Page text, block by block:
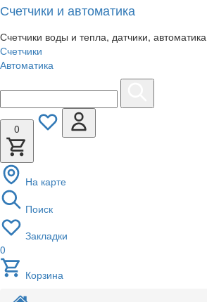
Счетчики и автоматика
Счетчики воды и тепла, датчики, автоматика
Счетчики
Автоматика
0
На карте
Поиск
Закладки
0
Корзина